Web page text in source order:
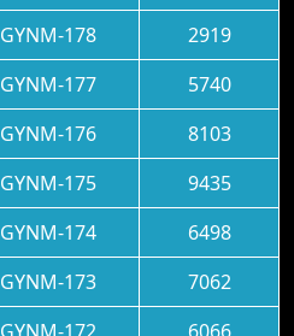
GYNM-178
2919
GYNM-177
5740
GYNM-176
8103
GYNM-175
9435
GYNM-174
6498
GYNM-173
7062